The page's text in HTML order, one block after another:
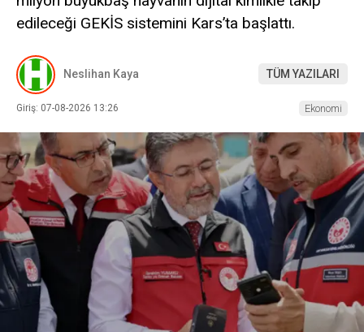
edileceği GEKİS sistemini Kars’ta başlattı.
Neslihan Kaya TÜM YAZILARI
Giriş: 07-08-2026 13:26 Ekonomi